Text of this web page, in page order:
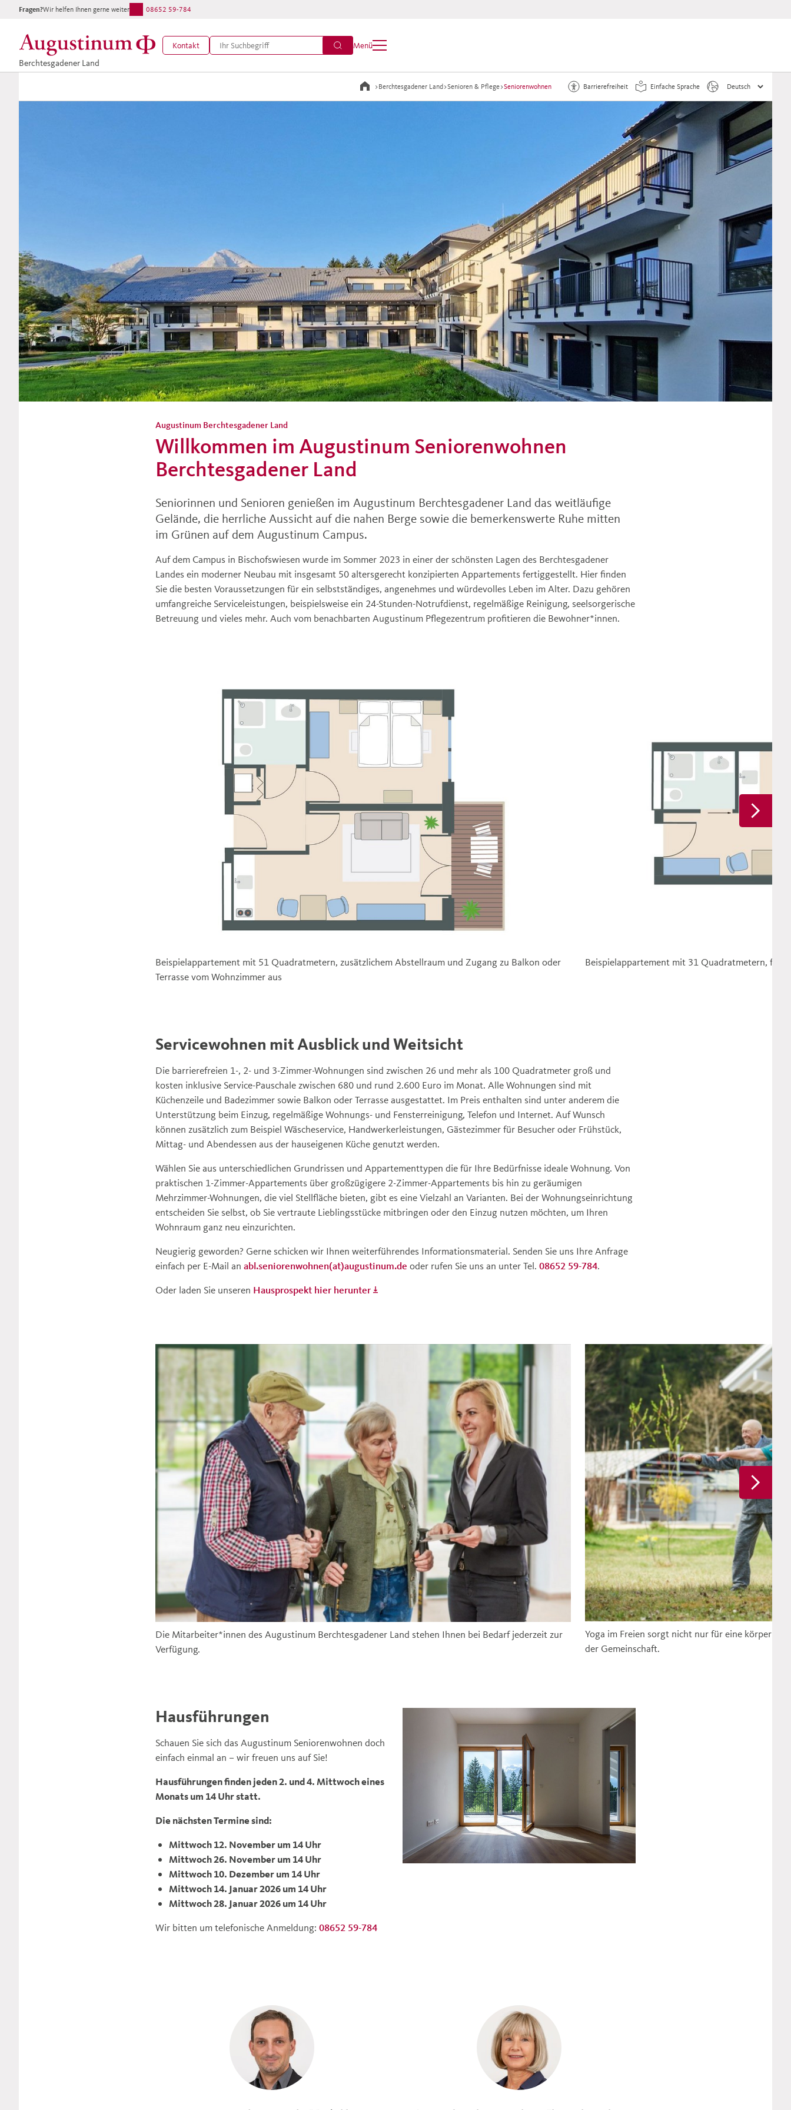
Berchtesgadener Land
Kontakt Menü
Fragen?Wir helfen Ihnen gerne weiter: 08652 59-784
> Berchtesgadener Land>Senioren & Pflege>Seniorenwohnen Barrierefreiheit Einfache Sprache
Stilvolle Appartements in
traumhafter LageWillkommen im Augustinum Seniorenwohnen
Berchtesgadener Land
Augustinum Berchtesgadener Land
Seniorinnen und Senioren genießen im Augustinum Berchtesgadener Land das weitläufige
Gelände, die herrliche Aussicht auf die nahen Berge sowie die bemerkenswerte Ruhe mitten
im Grünen auf dem Augustinum Campus.
Auf dem Campus in Bischofswiesen wurde im Sommer 2023 in einer der schönsten Lagen des Berchtesgadener
Landes ein moderner Neubau mit insgesamt 50 altersgerecht konzipierten Appartements fertiggestellt. Hier finden
Sie die besten Voraussetzungen für ein selbstständiges, angenehmes und würdevolles Leben im Alter. Dazu gehören
umfangreiche Serviceleistungen, beispielsweise ein 24-Stunden-Notrufdienst, regelmäßige Reinigung, seelsorgerische
Betreuung und vieles mehr. Auch vom benachbarten Augustinum Pflegezentrum profitieren die Bewohner*innen.
Beispielappartement mit 51 Quadratmetern, zusätzlichem Abstellraum und Zugang zu Balkon oder
Terrasse vom Wohnzimmer aus
Beispielappartement mit 31 Quadratmetern,
Servicewohnen mit Ausblick und Weitsicht
Die barrierefreien 1-, 2- und 3-Zimmer-Wohnungen sind zwischen 26 und mehr als 100 Quadratmeter groß und
kosten inklusive Service-Pauschale zwischen 680 und rund 2.600 Euro im Monat. Alle Wohnungen sind mit
Küchenzeile und Badezimmer sowie Balkon oder Terrasse ausgestattet. Im Preis enthalten sind unter anderem die
Unterstützung beim Einzug, regelmäßige Wohnungs- und Fensterreinigung, Telefon und Internet. Auf Wunsch
können zusätzlich zum Beispiel Wäscheservice, Handwerkerleistungen, Gästezimmer für Besucher oder Frühstück,
Mittag- und Abendessen aus der hauseigenen Küche genutzt werden.
Wählen Sie aus unterschiedlichen Grundrissen und Appartementtypen die für Ihre Bedürfnisse ideale Wohnung. Von
praktischen 1-Zimmer-Appartements über großzügigere 2-Zimmer-Appartements bis hin zu geräumigen
Mehrzimmer-Wohnungen, die viel Stellfläche bieten, gibt es eine Vielzahl an Varianten. Bei der Wohnungseinrichtung
entscheiden Sie selbst, ob Sie vertraute Lieblingsstücke mitbringen oder den Einzug nutzen möchten, um Ihren
Wohnraum ganz neu einzurichten.
Neugierig geworden? Gerne schicken wir Ihnen weiterführendes Informationsmaterial. Senden Sie uns Ihre Anfrage
einfach per E-Mail an abl.seniorenwohnen(at)augustinum.de oder rufen Sie uns an unter Tel. 08652 59-784.
Oder laden Sie unseren Hausprospekt hier herunter
Die Mitarbeiter*innen des Augustinum Berchtesgadener Land stehen Ihnen bei Bedarf jederzeit zur
Verfügung.
Yoga im Freien sorgt nicht nur für eine
der Gemeinschaft.
Hausführungen
Schauen Sie sich das Augustinum Seniorenwohnen doch
einfach einmal an – wir freuen uns auf Sie!
Hausführungen finden jeden 2. und 4. Mittwoch eines
Monats um 14 Uhr statt.
Die nächsten Termine sind:
Mittwoch 12. November um 14 Uhr
Mittwoch 26. November um 14 Uhr
Mittwoch 10. Dezember um 14 Uhr
Mittwoch 14. Januar 2026 um 14 Uhr
Mittwoch 28. Januar 2026 um 14 Uhr
Wir bitten um telefonische Anmeldung: 08652 59-784